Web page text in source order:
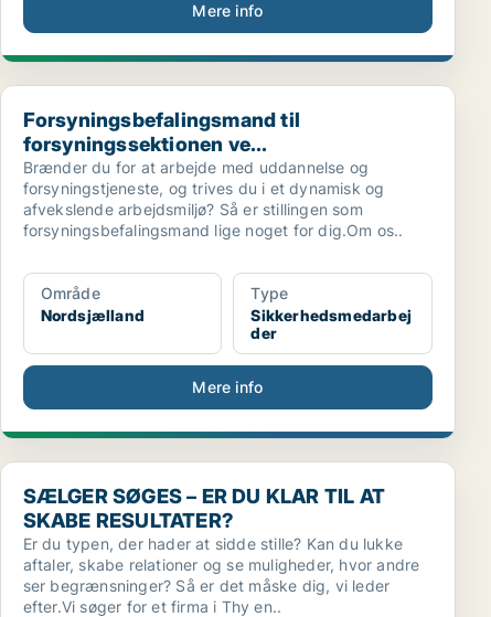
Mere info
Forsyningsbefalingsmand til forsyningssektionen ve...
Forsyningsbefalingsmand til
forsyningssektionen ve...
Brænder du for at arbejde med uddannelse og
forsyningstjeneste, og trives du i et dynamisk og
afvekslende arbejdsmiljø? Så er stillingen som
forsyningsbefalingsmand lige noget for dig.Om os..
Område
Nordsjælland
Type
Sikkerhedsmedarbej
der
Mere info
SÆLGER SØGES – ER DU KLAR TIL AT SKABE
SÆLGER SØGES – ER DU KLAR TIL AT
SKABE RESULTATER?
Er du typen, der hader at sidde stille? Kan du lukke
aftaler, skabe relationer og se muligheder, hvor andre
ser begrænsninger? Så er det måske dig, vi leder
efter.Vi søger for et firma i Thy en..